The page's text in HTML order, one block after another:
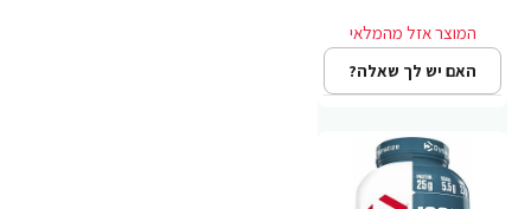
האם יש לך שאלה?